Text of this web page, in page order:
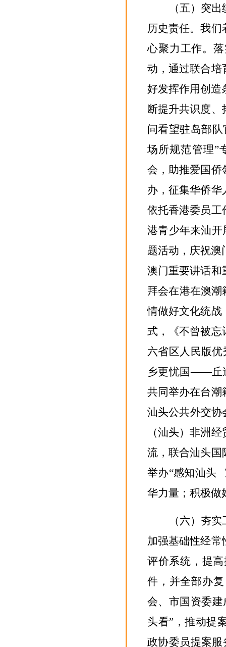
（五）突
历史责任。我
心聚力工作。
动，通过联合培
好发挥作用创造
断提升共识度、
问看望驻岛部队
场所规范管理”
会，助推爱国侨
办，征集华侨华
依托香港委员工
港青少年来汕开
题活动，庆祝澳
澳门重要讲话和
拜会在港在澳
情做好文化统战
式，《不曾被忘
六省区人民版
乡更忧国——丘
共同举办在台潮
汕头公共外交协
（汕头）非洲
流，联合汕头国
举办“感知汕头
华力量；积极做
（六） 夯实
加强基础性经常
评价系统， 提
件， 并全部办复
会、市国资委
头看”，推动提
政协委员提案